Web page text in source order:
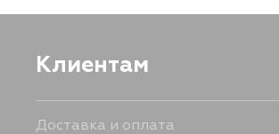
Клиентам
Доставка и оплата